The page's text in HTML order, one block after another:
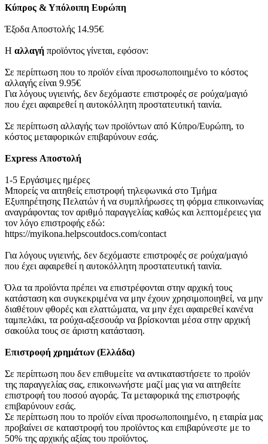
Κύπρος & Υπόλοιπη Ευρώπη
Έξοδα Αποστολής 14.95€
Η αλλαγή προϊόντος γίνεται, εφόσον:
Σε περίπτωση που το προϊόν είναι προσωποποιημένο το κόστος
αλλαγής είναι 9.95€
Για λόγους υγιεινής, δεν δεχόμαστε επιστροφές σε ρούχα/μαγιό
που έχει αφαιρεθεί η αυτοκόλλητη προστατευτική ταινία.
Σε περίπτωση αλλαγής των προϊόντων από Κύπρο/Ευρώπη, το
κόστος μεταφορικών επιβαρύνουν εσάς.
Express Αποστολή
1-5 Εργάσιμες ημέρες
Μπορείς να αιτηθείς επιστροφή τηλεφωνικά στο Τμήμα
Εξυπηρέτησης Πελατών ή να συμπλήρωσες τη φόρμα επικοινωνίας
αναγράφοντας τον αριθμό παραγγελίας καθώς και λεπτομέρειες για
τον λόγο επιστροφής εδώ:
https://myikona.helpscoutdocs.com/contact
Για λόγους υγιεινής, δεν δεχόμαστε επιστροφές σε ρούχα/μαγιό
που έχει αφαιρεθεί η αυτοκόλλητη προστατευτική ταινία.
Όλα τα προϊόντα πρέπει να επιστρέφονται στην αρχική τους
κατάσταση και συγκεκριμένα να μην έχουν χρησιμοποιηθεί, να μην
διαθέτουν φθορές και ελαττώματα, να μην έχει αφαιρεθεί κανένα
ταμπελάκι, τα ρούχα-αξεσουάρ να βρίσκονται μέσα στην αρχική
σακούλα τους σε άριστη κατάσταση.
Επιστροφή χρημάτων (Eλλάδα)
Σε περίπτωση που δεν επιθυμείτε να αντικαταστήσετε το προϊόν
της παραγγελίας σας, επικοινωνήστε μαζί μας για να αιτηθείτε
επιστροφή του ποσού αγοράς. Τα μεταφορικά της επιστροφής
επιβαρύνουν εσάς.
Σε περίπτωση που το προϊόν είναι προσωποποιημένο, η εταιρία μας
προβαίνει σε καταστροφή του προϊόντος και επιβαρύνεστε με το
50% της αρχικής αξίας του προϊόντος.